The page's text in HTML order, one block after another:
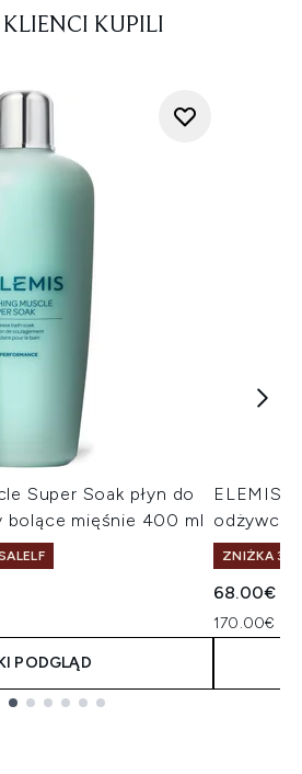
KUPILI
Super Soak płyn do
bolące mięśnie 400 ml
PODGLĄD
ELEMIS
ZNIŻKA
68.00€
170.00€ za